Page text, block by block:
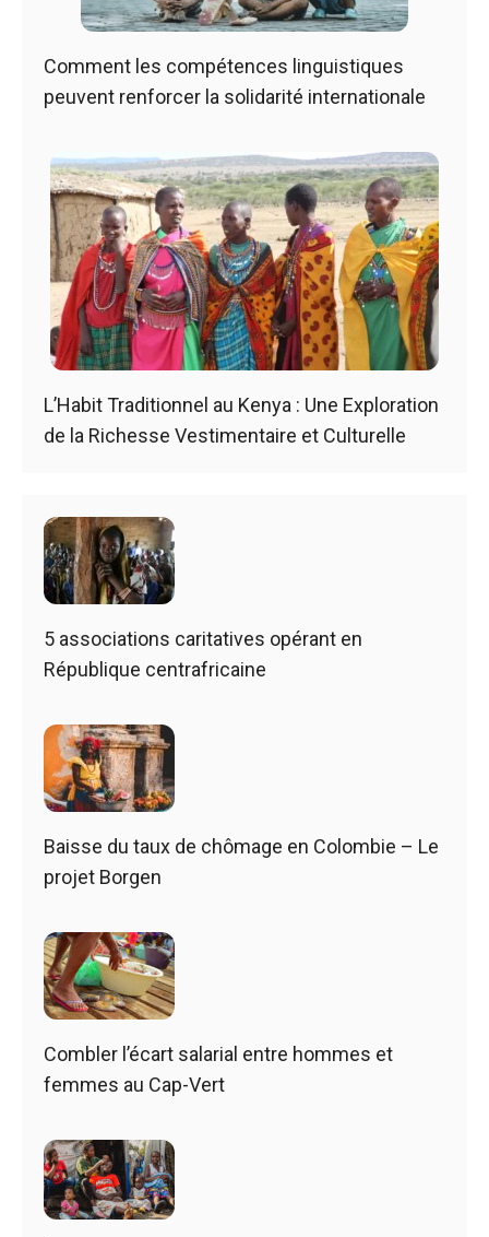
Comment les compétences linguistiques
peuvent renforcer la solidarité internationale
L’Habit Traditionnel au Kenya : Une Exploration
de la Richesse Vestimentaire et Culturelle
5 associations caritatives opérant en
République centrafricaine
Baisse du taux de chômage en Colombie – Le
projet Borgen
Combler l’écart salarial entre hommes et
femmes au Cap-Vert